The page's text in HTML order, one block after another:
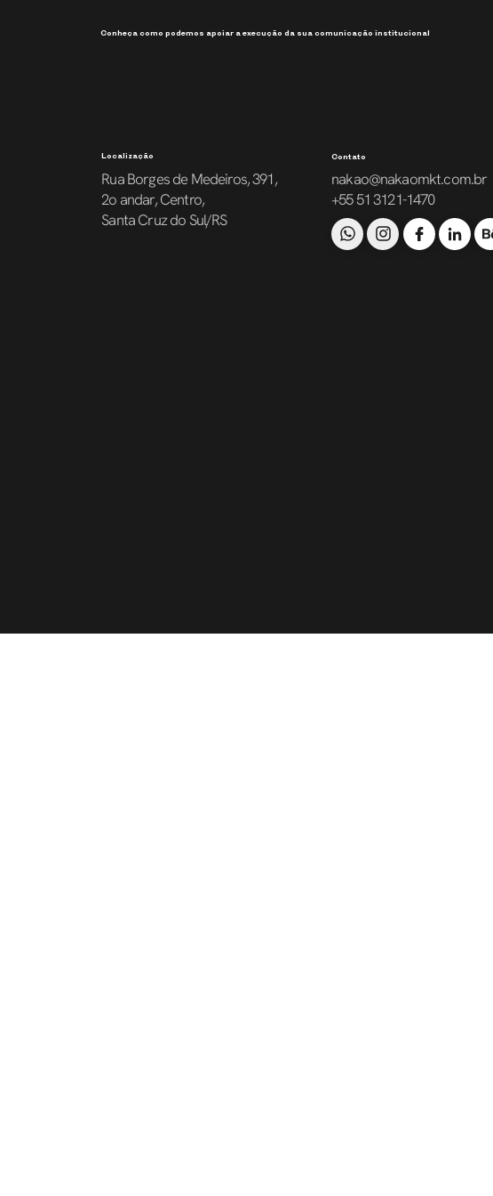
Conheça como podemos apoiar a execução da sua comunicação institucional
Localização
Rua Borges de Medeiros, 391,
2o andar, Centro,
Santa Cruz do Sul/RS
Contato
nakao@nakaomkt.com.br
+55 51 3121-1470